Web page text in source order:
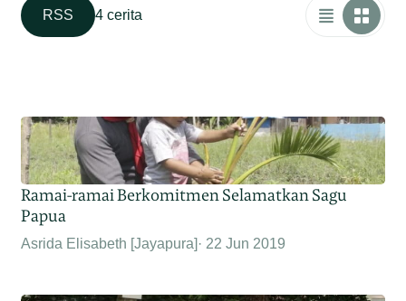
RSS 4 cerita
Ramai-ramai Berkomitmen Selamatkan Sagu
Papua
Asrida Elisabeth [Jayapura] 22 Jun 2019